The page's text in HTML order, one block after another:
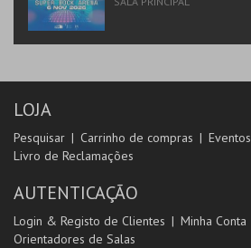
LOJA
Pesquisar Carrinho de compras Eventos
Livro de Reclamações
AUTENTICAÇÃO
Login & Registo de Clientes Minha Conta
Orientadores de Salas